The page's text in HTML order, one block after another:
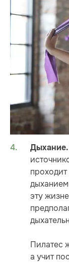
Дыхание.
дыханием
эту
Пилатес
а учит